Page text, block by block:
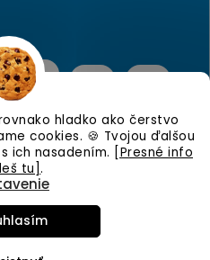
hladko ako čerstvo
cookies. 🍪 Tvojou ďalšou
ich nasadením. [Presné info
tu].
Vytvoril Shoptet
cookies